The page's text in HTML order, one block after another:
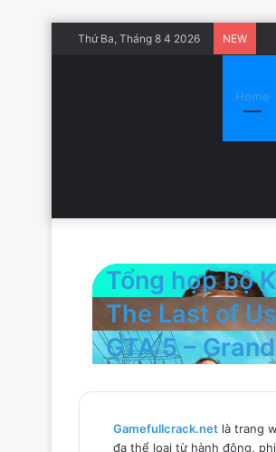
Thứ Ba, Tháng 8 4 2026 NEW
Home
Tổng hợp bộ
The Last of
GTA 5 –
Gamefullcrack.netlà trang
đa thể loại từ hành động,